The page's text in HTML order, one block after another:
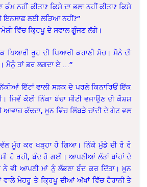
ਨਹੀਂ ਕੀਤਾ? ਕਿਸੇ ਦਾ ਭਲਾ ਨਹੀਂ ਕੀਤਾ? ਕਿਸੇ
ਲਈ ਲੜਿਆ ਨਹੀਂ?”
ਵਿੱਚ ਕ੍ਰਿਪੂ ਦੇ ਸਵਾਲ ਗੂੰਜਣ ਲੱਗੇ।
ਪਿਆਰੀ ਰੂਹ ਦੀ ਪਿਆਰੀ ਕਹਾਣੀ ਸੋਚ। ਸੋਨੇ ਦੀ
ਮੈਨੂੰ ਤਾਂ ਡਰ ਲਗਦਾ ਏ …”
ਇੱਟਾਂ ਵਾਲੀ ਸੜਕ ਦੇ ਪਰਲੇ ਕਿਨਾਰਿਓਂ ਇੱਕ
ਜਿਵੇਂ ਕੋਈ ਨਿੱਕਾ ਬੱਚਾ ਸੀਟੀ ਵਜਾਉਣ ਦੀ ਕੋਸ਼ਸ਼
ਆਵਾਜ਼ ਕੱਢਦਾ, ਖ਼ੂਨ ਵਿੱਚ ਲਿੱਬੜੇ ਚਾਂਦੀ ਦੇ ਗੇਟ ਵਲ
ਮੂੰਹ ਕਰ ਖੜ੍ਹਾ ਹੋ ਗਿਆ। ਨਿੱਕੇ ਮੁੰਡੇ ਦੀ ਰੋ ਰੋ
ਸੀ ਹੋ ਰਹੀ, ਬੰਦ ਹੋ ਗਈ। ਆਪਣੀਆਂ ਲੱਤਾਂ ਬਾਂਹਾਂ ਦੇ
ਨੇ ਵੀ ਆਪਣੀ ਮਾਂ ਨੂੰ ਲੱਭਣਾ ਬੰਦ ਕਰ ਦਿੱਤਾ। ਖ਼ੂਨ
ਮੇਹਰੂ ਤੇ ਕ੍ਰਿਪੂ ਦੀਆਂ ਅੱਖਾਂ ਵਿੱਚ ਹੈਰਾਨੀ ਤੇ